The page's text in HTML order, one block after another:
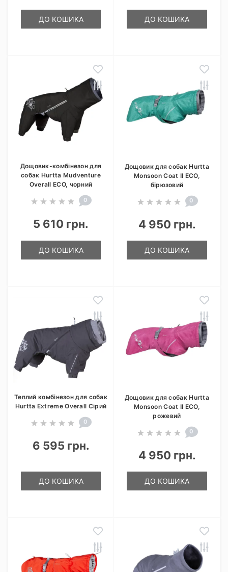
ДО КОШИКА ДО КОШИКА
Дощовик-комбінезон для
собак Hurtta Mudventure
Overall ECO, чорний
0
5 610 грн.
ДО КОШИКА
Дощовик для собак Hurtta
Monsoon Coat II ECO,
бірюзовий
0
4 950 грн.
ДО КОШИКА
Теплий комбінезон для собак
Hurtta Extreme Overall Сірий
0
6 595 грн.
ДО КОШИКА
Дощовик для собак Hurtta
Monsoon Coat II ECO,
рожевий
0
4 950 грн.
ДО КОШИКА